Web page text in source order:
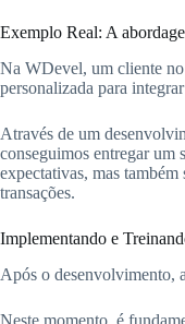
Exemplo Real: A
Na WDevel, um cliente
personalizada para
Através de um
conseguimos entregar um
expectativas, mas
transações.
Implementando e
Após o desenvolvimento,
Neste momento, é